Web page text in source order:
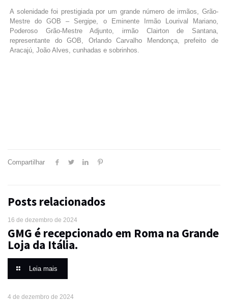
A solenidade foi prestigiada por um grande número de irmãos, Grão-
Mestre do GOB – Sergipe, o Eminente Irmão Lourival Mariano,
Poderoso Grão-Mestre Adjunto, irmão Clairton de Santana,
representante do GOB, Orlando Carvalho Mendonça, prefeito de
Aracajú, João Alves, cunhadas e sobrinhos.
Compartilhar
Posts relacionados
16 de dezembro de 2024
GMG é recepcionado em Roma na Grande
Loja da Itália.
Leia mais
4 de dezembro de 2024